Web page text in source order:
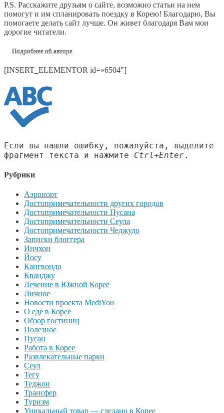
P.S. Расскажите друзьям о сайте, возможно статьи на нем
помогут и им спланировать поездку в Корею! Благодарю, Вы
помогаете делать сайт лучше. Он живет благодаря Вам мои
дорогие читатели.
Подробнее об авторе
[INSERT_ELEMENTOR id=»6504″]
Если вы нашли ошибку, пожалуйста, выделите
фрагмент текста и нажмите Ctrl+Enter.
Рубрики
Аэропорт
Достопримечательности других городов
Достопримечательности Пусана
Достопримечательности Сеула
Достопримечательности Чеджудо
Записки блоггера
Инчхон
Йосу
Кангвондо
Кванджу
Лечение в Южной Корее
Личное
Новости проекта MediYou
О еде в Корее
Обзор гостиниц
Полезное
Пусан
Работа в Корее
Развлекательные парки
Сеул
Тегу
Теджон
Трансфер
Туризм
Уникальный товар — сделано в Корее